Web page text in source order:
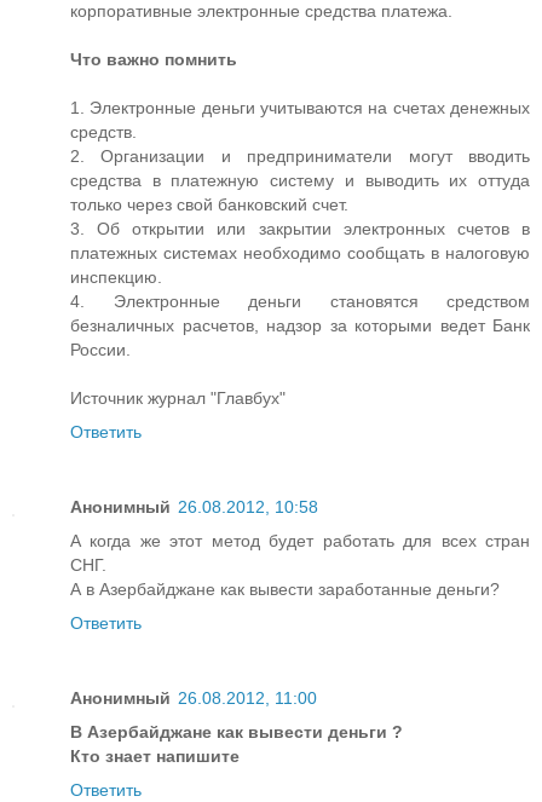
корпоративные электронные средства платежа.
Что важно помнить
1. Электронные деньги учитываются на счетах денежных
средств.
2. Организации и предприниматели могут вводить
средства в платежную систему и выводить их оттуда
только через свой банковский счет.
3. Об открытии или закрытии электронных счетов в
платежных системах необходимо сообщать в налоговую
инспекцию.
4. Электронные деньги становятся средством
безналичных расчетов, надзор за которыми ведет Банк
России.
Источник журнал "Главбух"
Ответить
Анонимный 26.08.2012, 10:58
А когда же этот метод будет работать для всех стран
СНГ.
А в Азербайджане как вывести заработанные деньги?
Ответить
Анонимный 26.08.2012, 11:00
В Азербайджане как вывести деньги ?
Кто знает напишите
Ответить